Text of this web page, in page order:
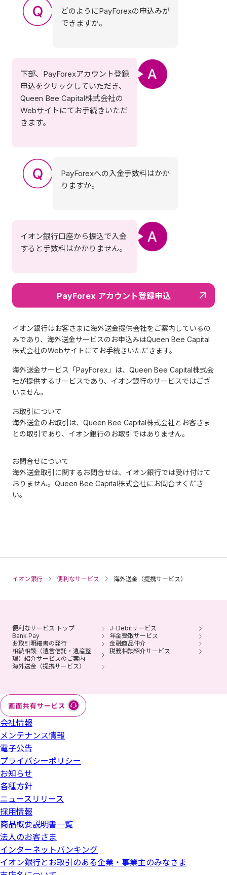
どのようにPayForexの申込みが
できますか。
下部、PayForexアカウント登録
申込をクリックしていただき、
Queen Bee Capital株式会社の
Webサイトにてお手続きいただ
きます。
PayForexへの入金手数料はかか
りますか。
イオン銀行口座から振込で入金
すると手数料はかかりません。
PayForex アカウント登録申込
イオン銀行はお客さまに海外送金提供会社をご案内しているの
みであり、海外送金サービスのお申込みはQueen Bee Capital
株式会社のWebサイトにてお手続きいただきます。
海外送金サービス「PayForex」は、Queen Bee Capital株式会
社が提供するサービスであり、イオン銀行のサービスではござ
いません。
お取引について
海外送金のお取引は、Queen Bee Capital株式会社とお客さま
との取引であり、イオン銀行のお取引ではありません。
お問合せについて
海外送金取引に関するお問合せは、イオン銀行では受け付けて
おりません。Queen Bee Capital株式会社にお問合せくださ
い。
イオン銀行 便利なサービス 海外送金（提携サービス）
便利なサービス トップ
J-Debitサービス
Bank Pay
年金受取サービス
お取引明細書の発行
金融商品仲介
相続相談（遺言信託・遺産整
理）紹介サービスのご案内
税務相談紹介サービス
海外送金（提携サービス）
会社情報
メンテナンス情報
電子公告
プライバシーポリシー
お知らせ
各種方針
ニュースリリース
採用情報
商品概要説明書一覧
法人のお客さま
インターネットバンキング
イオン銀行とお取引のある企業・事業主のみなさま